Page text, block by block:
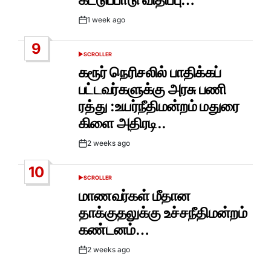
Post1 week ago
9
POSTED
SCROLLER
கரூர் நெரிசலில் பாதிக்கப்
பட்டவர்களுக்கு அரசு பணி
ரத்து :உயர்நீதிமன்றம் மதுரை
கிளை அதிரடி..
Post2 weeks ago
10
POSTED
SCROLLER
மாணவர்கள் மீதான
தாக்குதலுக்கு உச்சநீதிமன்றம்
கண்டனம்…
Post2 weeks ago